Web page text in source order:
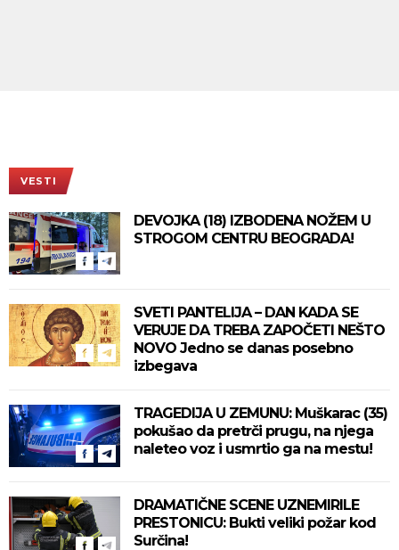
VESTI
DEVOJKA (18) IZBODENA NOŽEM U
STROGOM CENTRU BEOGRADA!
SVETI PANTELIJA – DAN KADA SE
VERUJE DA TREBA ZAPOČETI NEŠTO
NOVO Jedno se danas posebno
izbegava
TRAGEDIJA U ZEMUNU: Muškarac (35)
pokušao da pretrči prugu, na njega
naleteo voz i usmrtio ga na mestu!
DRAMATIČNE SCENE UZNEMIRILE
PRESTONICU: Bukti veliki požar kod
Surčina!